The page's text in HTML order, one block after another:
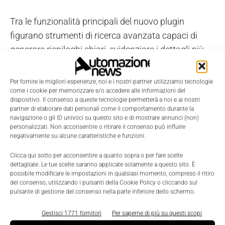
Per fornire le migliori esperienze, noi e i nostri partner utilizziamo tecnologie
come i cookie per memorizzare e/o accedere alle informazioni del
dispositivo. Il consenso a queste tecnologie permetterà a noi e ai nostri
partner di elaborare dati personali come il comportamento durante la
navigazione o gli ID univoci su questo sito e di mostrare annunci (non)
personalizzati. Non acconsentire o ritirare il consenso può influire
negativamente su alcune caratteristiche e funzioni.
Clicca qui sotto per acconsentire a quanto sopra o per fare scelte
dettagliate. Le tue scelte saranno applicate solamente a questo sito. È
possibile modificare le impostazioni in qualsiasi momento, compreso il ritiro
del consenso, utilizzando i pulsanti della Cookie Policy o cliccando sul
pulsante di gestione del consenso nella parte inferiore dello schermo.
Gestisci 1771 fornitori Per saperne di più su questi scopi
Tra le funzionalità principali del nuovo plugin
figurano strumenti di ricerca avanzata capaci di
generare riepiloghi chiari, evidenziare i dettagli più
rilevanti e semplificare l’analisi di file complessi.
Tutte le risposte includono inoltre le fonti di
riferimento, garantendo tracciabilità delle
informazionie rispetto dei diritti di accesso definiti
all’interno della piattaforma.
PTC sottolinea infatti che l’intelligenza artificiale
viene applicata ai dati gestiti in Windchill nel rispetto
delle policy di sicurezza aziendali, aspetto sempre
enterprise.